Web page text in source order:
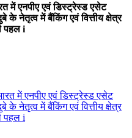
में एनपीए एवं डिस्ट्रेस्ड एसेट
के नेतृत्व में बैंकिंग एवं वित्तीय क्षेत्र
पहल i